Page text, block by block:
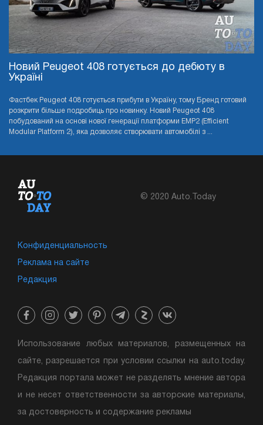
Новий Peugeot 408 готується до дебюту в
Україні
Фастбек Peugeot 408 готується прибути в Україну, тому Бренд готовий
розкрити більше подробиць про новинку. Новий Peugeot 408
побудований на основі нової генерації платформи EMP2 (Efficient
Modular Platform 2), яка дозволяє створювати автомобілі з ...
© 2020 Auto.Today
Конфиденциальность
Реклама на сайте
Редакция
Использование любых материалов, размещенных на
сайте, разрешается при условии ссылки на auto.today.
Редакция портала может не разделять мнение автора
и не несет ответственности за авторские материалы,
за достоверность и содержание рекламы